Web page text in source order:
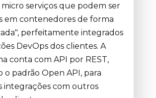
serviços que podem ser
em contenedores de forma
perfeitamente integrados
DevOps dos clientes. A
conta com API por REST,
o padrão Open API, para
integrações com outros